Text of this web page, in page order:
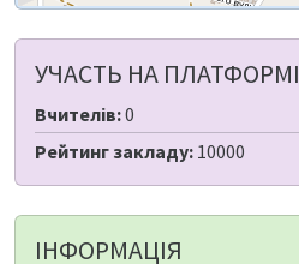
УЧАСТЬ НА ПЛАТФОРМІ
Вчителів:0
Рейтинг закладу: 10000
ІНФОРМАЦІЯ